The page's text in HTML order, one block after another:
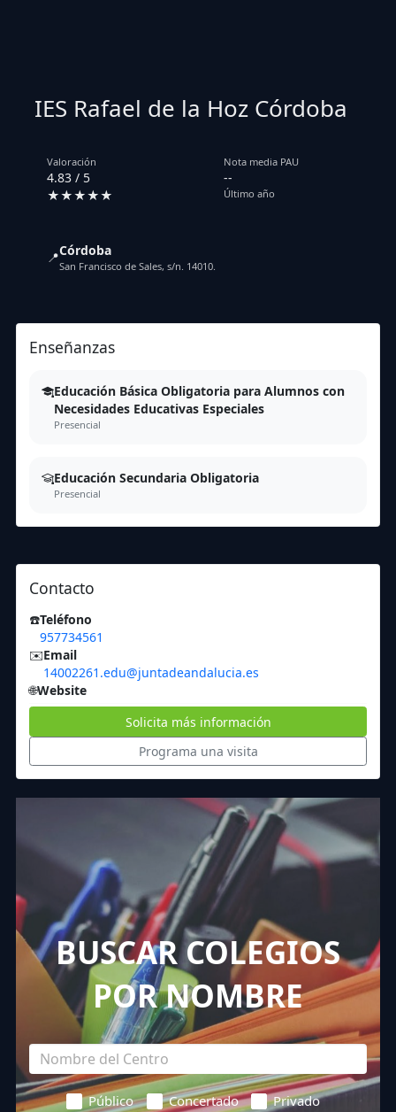
IES Rafael de la Hoz Córdoba
Valoración
4.83 / 5
★★★★★
Nota media PAU
--
Último año
📍Córdoba
San Francisco de Sales, s/n. 14010.
Enseñanzas
Educación Básica Obligatoria para Alumnos con
Necesidades Educativas Especiales
Presencial
Educación Secundaria Obligatoria
Presencial
Contacto
☎️Teléfono
957734561
✉️Email
14002261.edu@juntadeandalucia.es
🌐Website
Solicita más información
Programa una visita
BUSCAR COLEGIOS
POR NOMBRE
Público Concertado Privado